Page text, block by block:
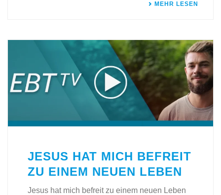
MEHR LESEN
JESUS HAT MICH BEFREIT
ZU EINEM NEUEN LEBEN
Jesus hat mich befreit zu einem neuen Leben